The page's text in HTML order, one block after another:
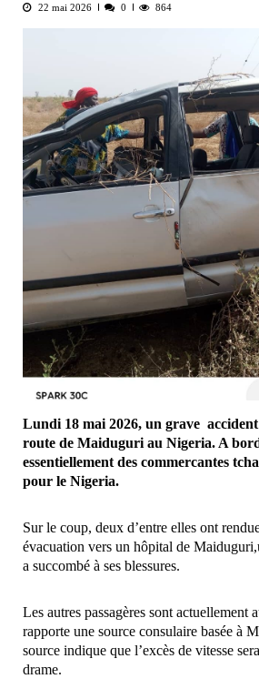
22 mai 2026 0 864
Lundi 18 mai 2026, un grave accident
route de Maiduguri au Nigeria. A
essentiellement des commercantes
pour le Nigeria.
Sur le coup, deux d’entre elles ont
évacuation vers un hôpital de
a succombé à ses blessures.
Les autres passagères sont actuellement
rapporte une source consulaire basée à
source indique que l’excès de vitesse
drame.